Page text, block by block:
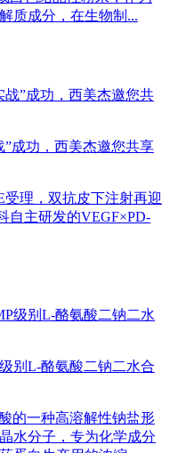
质成分，在生物制...
成功，西美杰邀您共享
受理，双抗皮下注射再迎
自主研发的VEGF×PD-
别L-酪氨酸二钠二水合
的一种高溶解性钠盐形
水分子，专为化学成分